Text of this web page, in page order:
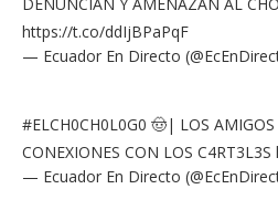
https://t.co/ddIjBPaPqF
— Ecuador En Directo
#ELCH0CH0L0G0 🤠| LOS AMIGOS
CONEXIONES CON LOS C4RT3L3S
— Ecuador En Directo